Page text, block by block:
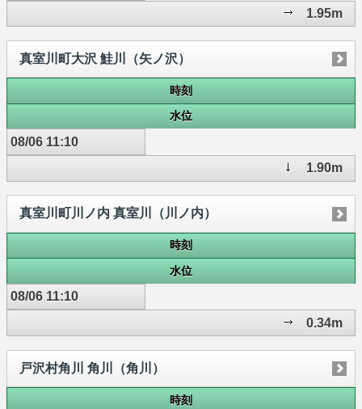
1.95m
真室川町大沢 鮭川（矢ノ沢）
時刻
水位
08/06 11:10
1.90m
真室川町川ノ内 真室川（川ノ内）
時刻
水位
08/06 11:10
0.34m
戸沢村角川 角川（角川）
時刻